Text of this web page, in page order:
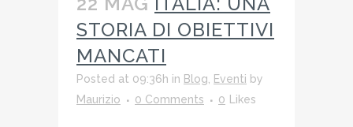
STORIA DI OBIETTIVI
MANCATI
Posted at 09:36h in Blog Eventi by
Maurizio
0 Comments 0 Likes